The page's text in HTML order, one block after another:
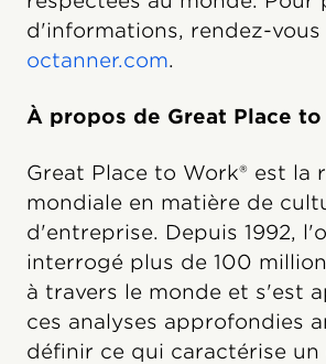
d'informations, rendez-vous
octanner.com.
À propos de Great Place
Great Place to Work® est la
mondiale en matière de
d'entreprise. Depuis 1992,
interrogé plus de 100
à travers le monde et s'est
ces analyses approfondies
définir ce qui caractérise un